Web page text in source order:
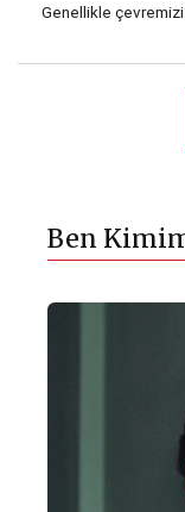
Genellikle
çabalarsak, o kadar
edemediğimiz
Ben